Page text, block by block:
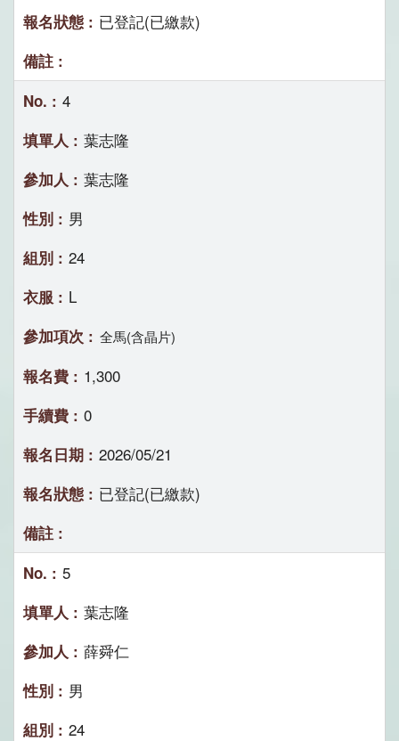
已登記(已繳款)
4
葉志隆
葉志隆
男
24
L
全馬(含晶片)
1,300
0
2026/05/21
已登記(已繳款)
5
葉志隆
薛舜仁
男
24